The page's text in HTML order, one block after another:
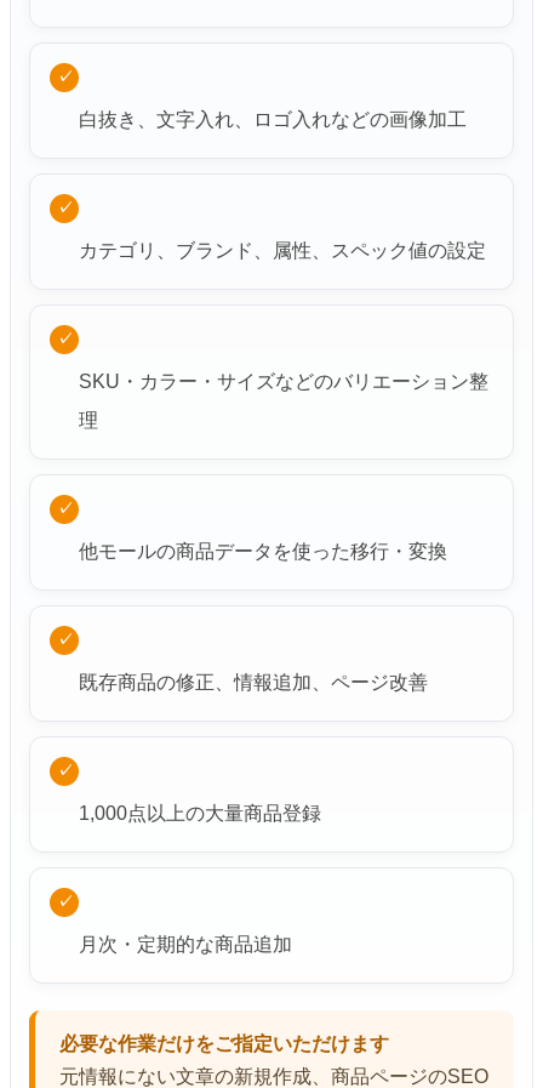
✓
白抜き、文字入れ、ロゴ入れなどの画像加工
✓
カテゴリ、ブランド、属性、スペック値の設定
✓
SKU・カラー・サイズなどのバリエーション整
理
✓
他モールの商品データを使った移行・変換
✓
既存商品の修正、情報追加、ページ改善
✓
1,000点以上の大量商品登録
✓
月次・定期的な商品追加
必要な作業だけをご指定いただけます
元情報にない文章の新規作成、商品ページのSEO